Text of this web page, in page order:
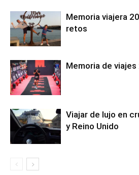
Memoria viajera
retos
Memoria de
Viajar de lujo en
y Reino Unido